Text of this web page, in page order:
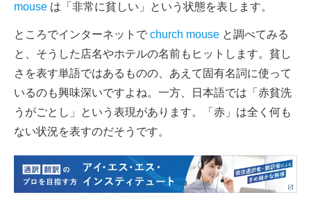
mouse は「非常に貧しい」という状態を表します。
ところでインターネットで church mouse と調べてみる
と、そうした店名やホテルの名前もヒットします。貧し
さを表す単語ではあるものの、あえて固有名詞に使って
いるのも興味深いですよね。一方、日本語では「赤貧洗
うがごとし」という表現があります。「赤」は全く何も
ない状況を表すのだそうです。